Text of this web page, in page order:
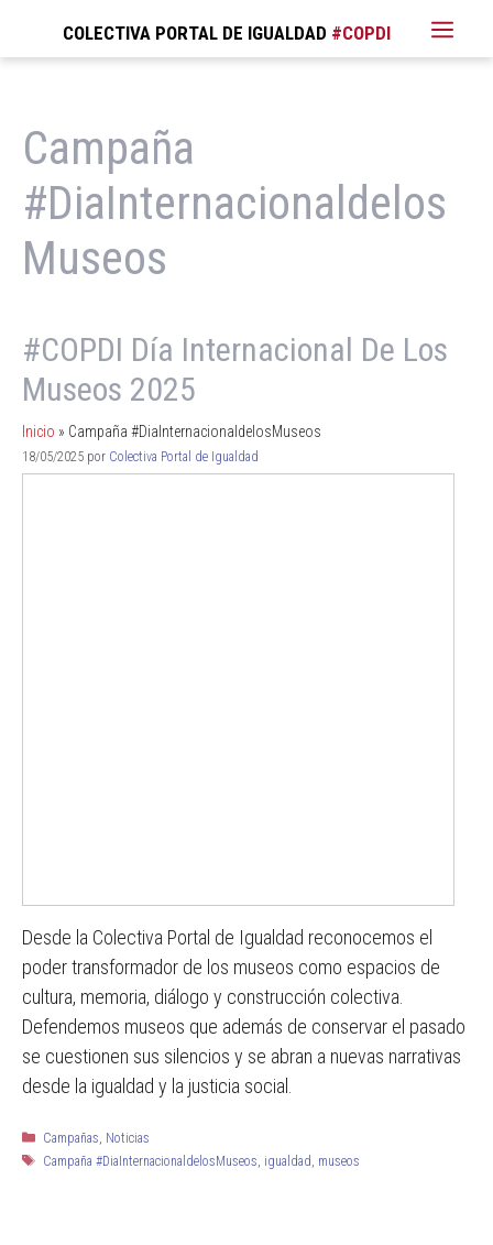
COLECTIVA PORTAL DE IGUALDAD
Campaña
#DiaInternacionaldelos
Museos
#COPDI Día Internacional De Los
Museos 2025
Inicio » Campaña #DiaInternacionaldelosMuseos
18/05/2025 por Colectiva Portal de Igualdad
Desde la Colectiva Portal de Igualdad reconocemos el
poder transformador de los museos como espacios de
cultura, memoria, diálogo y construcción colectiva.
Defendemos museos que además de conservar el pasado
se cuestionen sus silencios y se abran a nuevas narrativas
desde la igualdad y la justicia social.
Campañas Noticias
Campaña #DiaInternacionaldelosMuseos igualdad museos